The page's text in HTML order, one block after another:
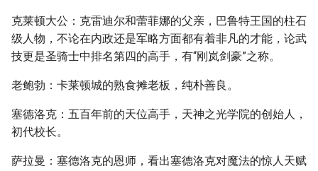
克莱顿大公：克雷迪尔和蕾菲娜的父亲，巴鲁特王国的柱石
级人物，不论在内政还是军略方面都有着非凡的才能，论武
技更是圣骑士中排名第四的高手，有“刚岚剑豪”之称。
老鲍勃：卡莱顿城的熟食摊老板，纯朴善良。
塞德洛克：五百年前的天位高手，天神之光学院的创始人，
初代校长。
萨拉曼：塞德洛克的恩师，看出塞德洛克对魔法的惊人天赋